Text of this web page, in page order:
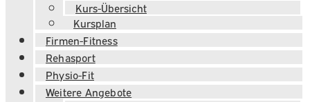
Kurs-Übersicht
Kursplan
Firmen-Fitness
Rehasport
Physio-Fit
Weitere Angebote